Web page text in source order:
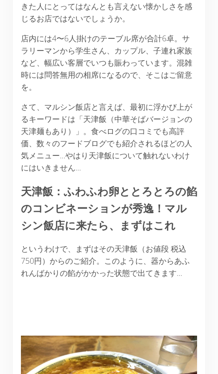
きた人にとってはなんとも言えない懐かしさを感
じるお店ではないでしょうか。
店内には4〜6人掛けのテーブル席が合計6卓。サ
ラリーマンから学生さん、カップル、子連れ家族
など、幅広い客層でいつも賑わっています。混雑
時には問答無用の相席になるので、そこはご留意
を。
さて、マルシン飯店と言えば、最初に浮かび上が
るキーワードは「天津飯（中華そばバージョンの
天津麺もあり）」。食べログの口コミでも高評
価、数々のフードブログでも紹介されるほどの人
気メニュー…やはり天津飯について触れないわけ
にはいきません…
天津飯：ふわふわ卵ととろとろの餡
のコンビネーションが秀逸！マル
シン飯店に来たら、まずはこれ
というわけで、まずはその天津飯（お値段 税込
750円）からのご紹介。このように、器からあふ
れんばかりの餡がかかった状態で出てきます…